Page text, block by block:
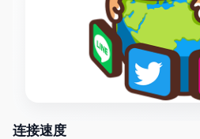
连接速度